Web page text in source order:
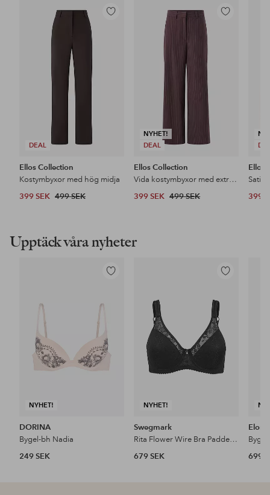
DEAL
Lägg
Ellos Collection
Kostymbyxor med hög midja
399 SEK 499 SEK
NYHET!
DEAL
Lägg
Ellos Collection
Vida kostymbyxor med extra hög midja
399 SEK 499 SEK
Ellos
399
Upptäck våra nyheter
NYHET!
Lägg
DORINA
Bygel-bh Nadia
249 SEK
NYHET!
Lägg
i
favoriter
Swegmark
Rita Flower Wire Bra Padded Cups
679 SEK
Elomi
699